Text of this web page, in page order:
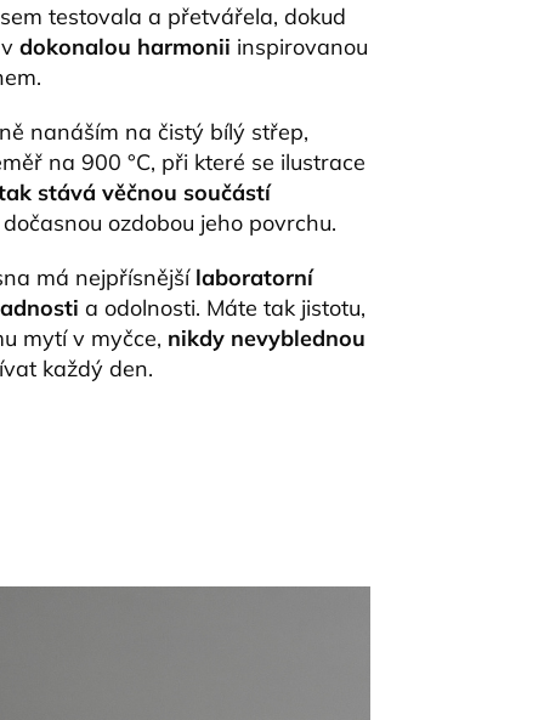
testovala a přetvářela, dokud
dokonalou harmonii inspirovanou
nanáším na čistý bílý střep,
na 900 °C, při které se ilustrace
stává věčnou součástí
ozdobou jeho povrchu.
má nejpřísnější laboratorní
a odolnosti. Máte tak jistotu,
mytí v myčce, nikdy nevyblednou
každý den.